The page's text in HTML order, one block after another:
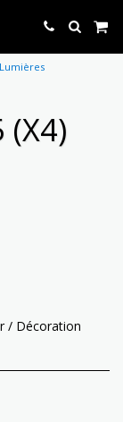
(X4)
/ Décoration